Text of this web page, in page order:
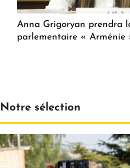
Anna Grigoryan prendra
parlementaire « Arménie
Notre sélection